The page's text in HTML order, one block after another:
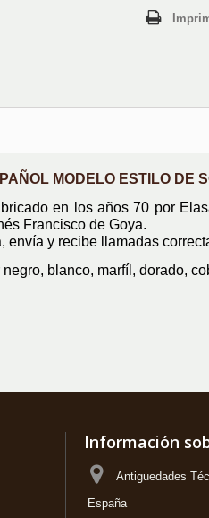
MODELO ESTILO DE
en los años 70 por
Francisco de Goya.
envía y recibe llamadas
blanco, marfíl, dorado,
Información
Antiguedades
España